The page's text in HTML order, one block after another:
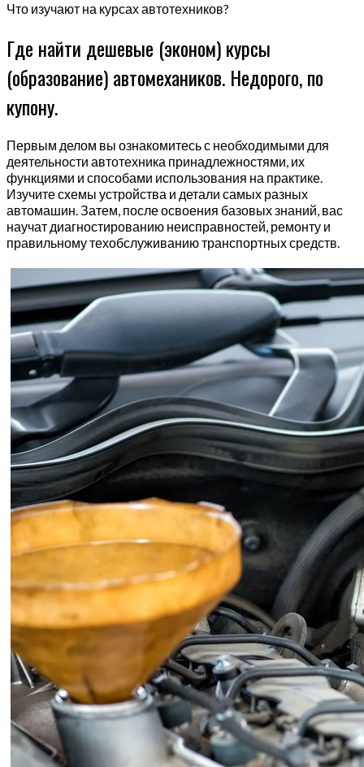
Что изучают на курсах автотехников?
Где найти дешевые (эконом) курсы
(образование) автомехаников. Недорого, по
купону.
Первым делом вы ознакомитесь с необходимыми для
деятельности автотехника принадлежностями, их
функциями и способами использования на практике.
Изучите схемы устройства и детали самых разных
автомашин. Затем, после освоения базовых знаний, вас
научат диагностированию неисправностей, ремонту и
правильному техобслуживанию транспортных средств.